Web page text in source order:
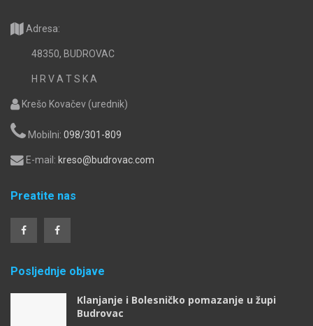
Adresa:
48350, BUDROVAC
H R V A T S K A
Krešo Kovačev (urednik)
Mobilni: 098/301-809
E-mail: kreso@budrovac.com
Preatite nas
Posljednje objave
Klanjanje i Bolesničko pomazanje u župi
Budrovac